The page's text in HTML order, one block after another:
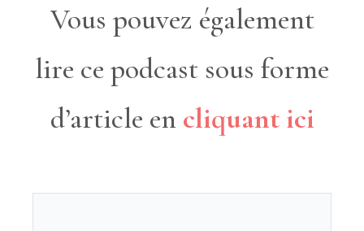
Vous pouvez également
lire ce podcast sous forme
d’article en cliquant ici